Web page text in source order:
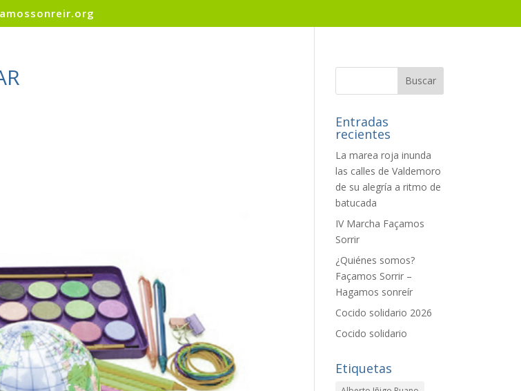
Entradas
recientes
La marea roja inunda
las calles de Valdemoro
de su alegría a ritmo de
batucada
IV Marcha Façamos
Sorrir
¿Quiénes somos?
Façamos Sorrir –
Hagamos sonreír
Cocido solidario 2026
Cocido solidario
Etiquetas